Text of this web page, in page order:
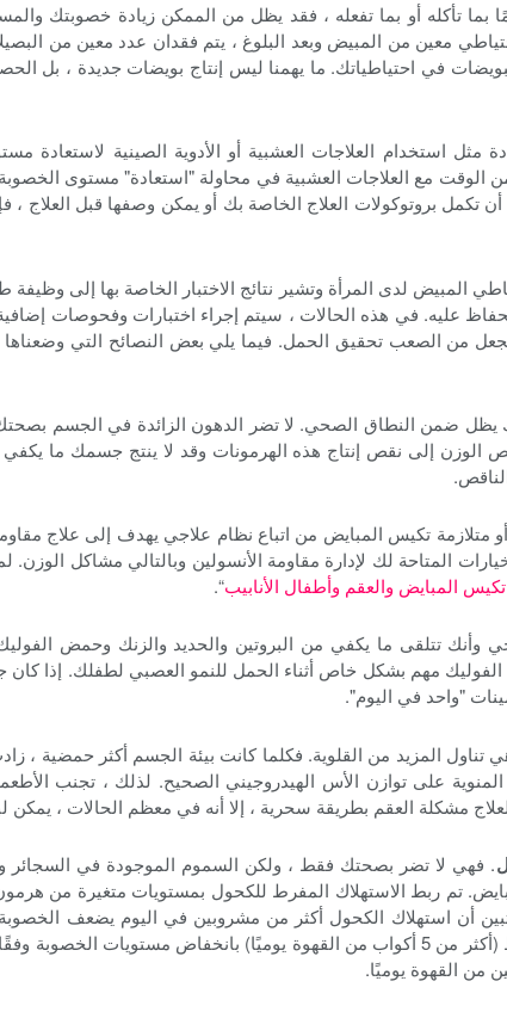
بما تأكله أو بما تفعله ، فقد يظل من الممكن زيادة خصوبتك
معين من المبيض وبعد البلوغ ، يتم فقدان عدد معين من
في احتياطياتك. ما يهمنا ليس إنتاج بويضات جديدة ، بل
مثل استخدام العلاجات العشبية أو الأدوية الصينية لاستعادة
من الوقت مع العلاجات العشبية في محاولة "استعادة" مستوى
تكمل بروتوكولات العلاج الخاصة بك أو يمكن وصفها قبل العلاج
المبيض لدى المرأة وتشير نتائج الاختبار الخاصة بها إلى وظيفة
عليه. في هذه الحالات ، سيتم إجراء اختبارات وفحوصات
تجعل من الصعب تحقيق الحمل. فيما يلي بعض النصائح التي
ضمن النطاق الصحي. لا تضر الدهون الزائدة في الجسم
الوزن إلى نقص إنتاج هذه الهرمونات وقد لا ينتج جسمك ما
متلازمة تكيس المبايض من اتباع نظام علاجي يهدف إلى علاج
المتاحة لك لإدارة مقاومة الأنسولين وبالتالي مشاكل
المبايض والعقم وأطفال الأنابيب“.
تتلقى ما يكفي من البروتين والحديد والزنك وحمض
مهم بشكل خاص أثناء الحمل للنمو العصبي لطفلك. إذا كان
"واحد في اليوم".
المزيد من القلوية. فكلما كانت بيئة الجسم أكثر حمضية ،
على توازن الأس الهيدروجيني الصحيح. لذلك ، تجنب
مشكلة العقم بطريقة سحرية ، إلا أنه في معظم الحالات ، يمكن
. فهي لا تضر بصحتك فقط ، ولكن السموم الموجودة في السجائر
تم ربط الاستهلاك المفرط للكحول بمستويات متغيرة من
أن استهلاك الكحول أكثر من مشروبين في اليوم يضعف
بشكل معتدل له فوائد صحية ، فقد ارتبط الاستهلاك المفرط (أكثر من 5 أكواب من القهوة